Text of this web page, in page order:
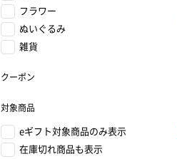
フラワー
ぬいぐるみ
雑貨
クーポン
対象商品
eギフト対象商品のみ表示
在庫切れ商品も表示